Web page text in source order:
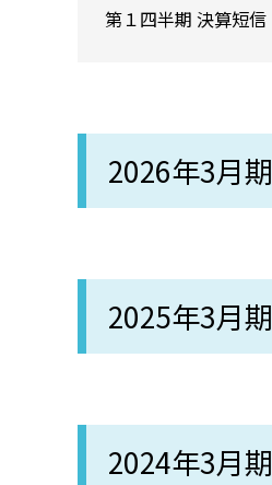
第１四半期 決算短信
2026年3月期
2025年3月期
2024年3月期